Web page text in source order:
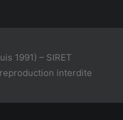
1991) – SIRET
interdite